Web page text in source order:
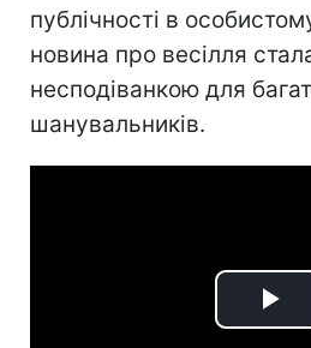
публічності в
новина про весілля
несподіванкою для
шанувальників.